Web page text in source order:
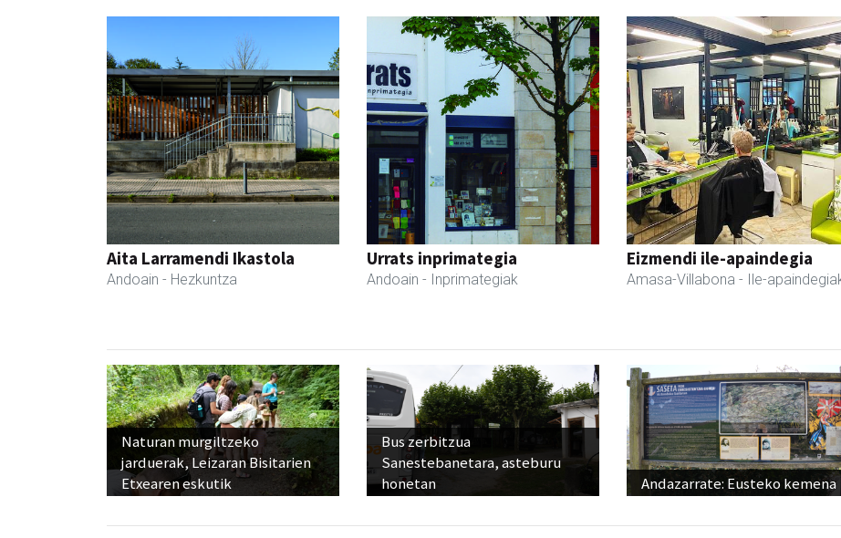
Aita Larramendi Ikastola
Andoain - Hezkuntza
Urrats inprimategia
Andoain - Inprimategiak
Eizmendi ile-apaindegia
Amasa-Villabona - Ile-
Naturan murgiltzeko
jarduerak, Leizaran Bisitarien
Etxearen eskutik
Bus zerbitzua
Sanestebanetara, asteburu
honetan
Andazarrate: Eusteko kemena